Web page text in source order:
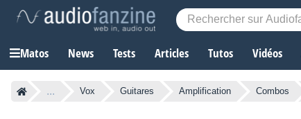
Matos News Tests Articles Tutos Vidéos
... Vox Guitares Amplification Combos